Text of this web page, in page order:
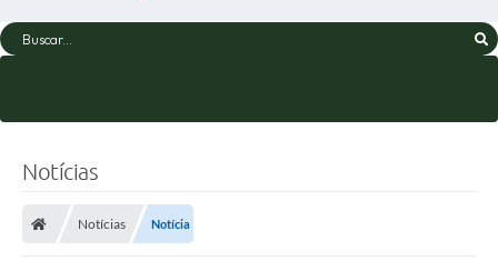
Buscar...
Notícias
Notícias Notícia